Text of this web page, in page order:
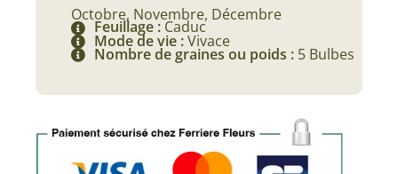
Octobre, Novembre, Décembre
Feuillage : Caduc
Mode de vie :Vivace
Nombre de graines ou poids : 5 Bulbes